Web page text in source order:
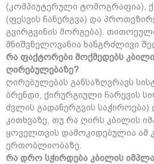
(კომპიუტერული ტომოგრაფია),
(ფესვის ჩანერგვა) და
გვირგვინის მორგება).
მნიშვნელოვანია ხანგრძლივი
რა ფაქტორები მოქმედებს
ღირებულებაზე?
ღირებულებას განსაზღვრავს
ბრენდი, ქირურგიული ჩარევის
ძვლის გადანერგვის საჭიროება)
კითხვაზე, თუ რა ღირს კბილის
ყოველთვის დამოკიდებულია ამ
ერთობლიობაზე.
რა დრო სჭირდება კბილის